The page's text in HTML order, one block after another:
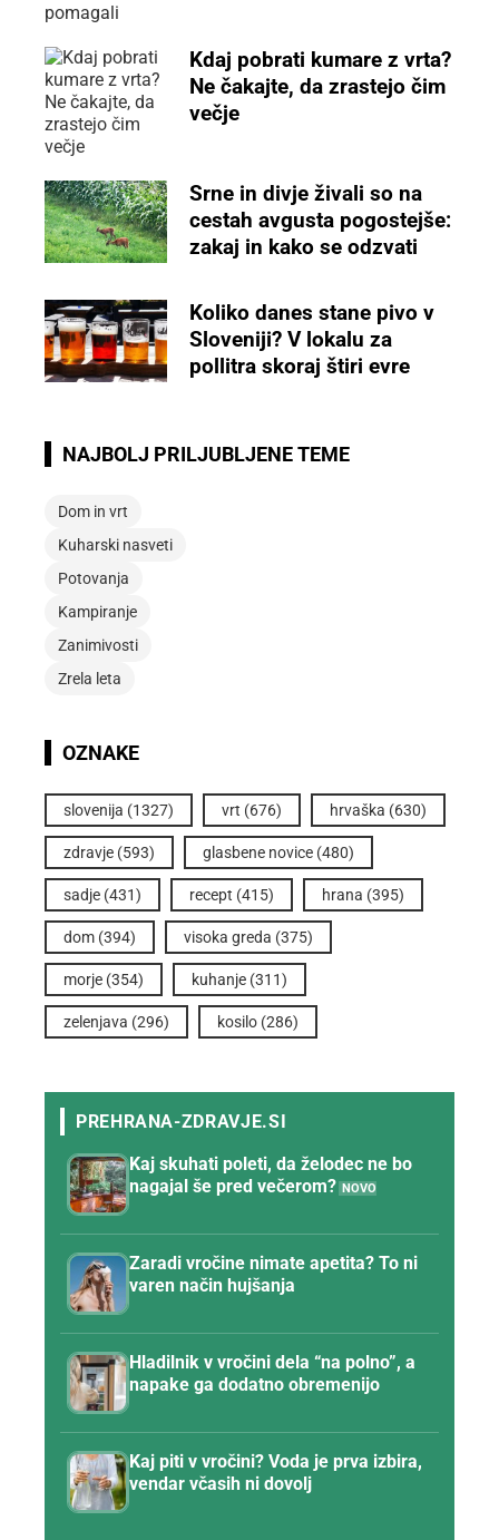
Kdaj pobrati kumare z vrta?
Ne čakajte, da zrastejo čim
večje
Srne in divje živali so na
cestah avgusta pogostejše:
zakaj in kako se odzvati
Koliko danes stane pivo v
Sloveniji? V lokalu za
pollitra skoraj štiri evre
NAJBOLJ PRILJUBLJENE TEME
Dom in vrt
Kuharski nasveti
Potovanja
Kampiranje
Zanimivosti
Zrela leta
OZNAKE
slovenija (1327) vrt (676) hrvaška (630)
zdravje (593) glasbene novice (480)
sadje (431) recept (415) hrana (395)
dom (394) visoka greda (375)
morje (354) kuhanje (311)
zelenjava (296) kosilo (286)
Kaj skuhati poleti, da želodec ne bo
nagajal še pred večerom?
Zaradi vročine nimate apetita? To ni
varen način hujšanja
Hladilnik v vročini dela “na polno”, a
napake ga dodatno obremenijo
Kaj piti v vročini? Voda je prva izbira,
vendar včasih ni dovolj